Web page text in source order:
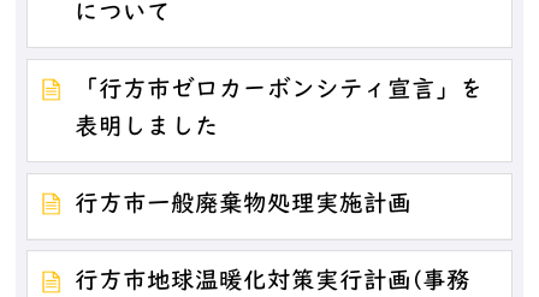
について
「行方市ゼロカーボンシティ宣言」を
表明しました
行方市一般廃棄物処理実施計画
行方市地球温暖化対策実行計画(事務